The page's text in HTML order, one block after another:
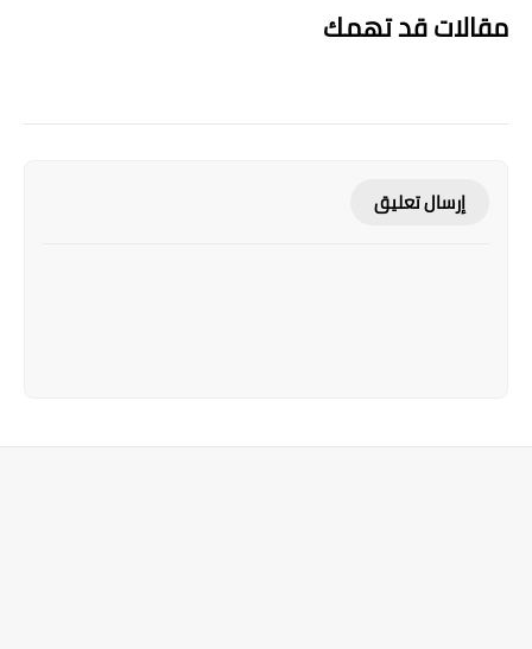
مقالات قد تهمك
إرسال تعليق